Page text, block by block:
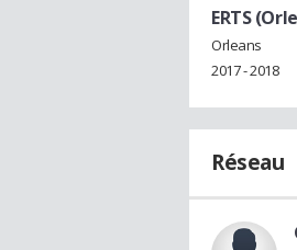
ERTS
Orleans
2017 - 2018
Réseau